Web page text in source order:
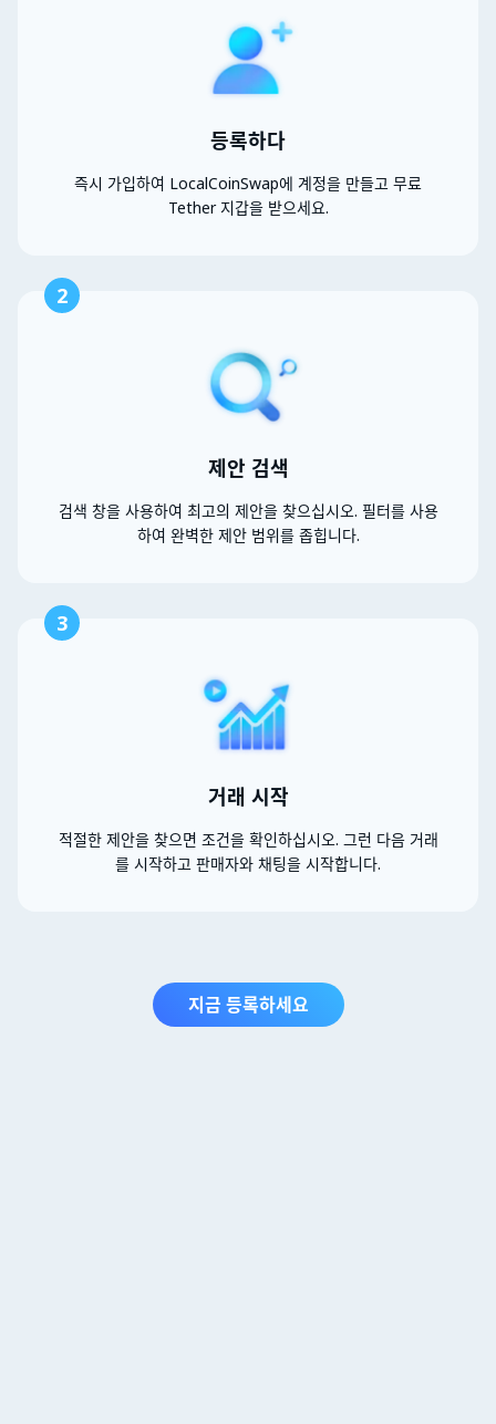
등록하다
즉시 가입하여 LocalCoinSwap에 계정을 만들고 무료
Tether 지갑을 받으세요.
2
제안 검색
검색 창을 사용하여 최고의 제안을 찾으십시오. 필터를 사용
하여 완벽한 제안 범위를 좁힙니다.
3
거래 시작
적절한 제안을 찾으면 조건을 확인하십시오. 그런 다음 거래
를 시작하고 판매자와 채팅을 시작합니다.
지금 등록하세요